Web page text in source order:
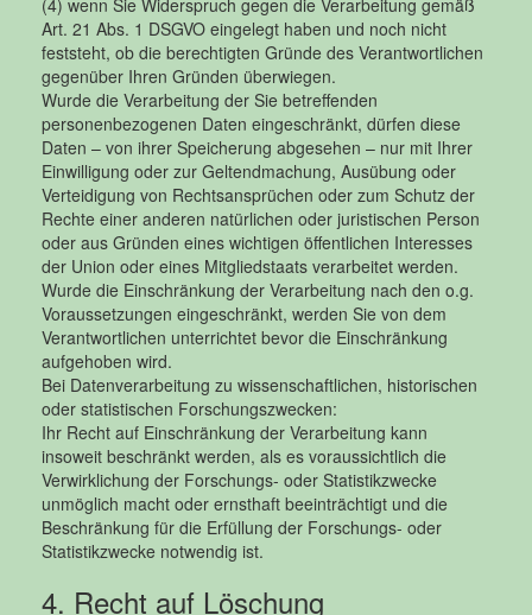
Art. 21 Abs. 1 DSGVO eingelegt haben und noch nicht
feststeht, ob die berechtigten Gründe des Verantwortlichen
gegenüber Ihren Gründen überwiegen.
Wurde die Verarbeitung der Sie betreffenden
personenbezogenen Daten eingeschränkt, dürfen diese
Daten – von ihrer Speicherung abgesehen – nur mit Ihrer
Einwilligung oder zur Geltendmachung, Ausübung oder
Verteidigung von Rechtsansprüchen oder zum Schutz der
Rechte einer anderen natürlichen oder juristischen Person
oder aus Gründen eines wichtigen öffentlichen Interesses
der Union oder eines Mitgliedstaats verarbeitet werden.
Wurde die Einschränkung der Verarbeitung nach den o.g.
Voraussetzungen eingeschränkt, werden Sie von dem
Verantwortlichen unterrichtet bevor die Einschränkung
aufgehoben wird.
Bei Datenverarbeitung zu wissenschaftlichen, historischen
oder statistischen Forschungszwecken:
Ihr Recht auf Einschränkung der Verarbeitung kann
insoweit beschränkt werden, als es voraussichtlich die
Verwirklichung der Forschungs- oder Statistikzwecke
unmöglich macht oder ernsthaft beeinträchtigt und die
Beschränkung für die Erfüllung der Forschungs- oder
Statistikzwecke notwendig ist.
4. Recht auf Löschung